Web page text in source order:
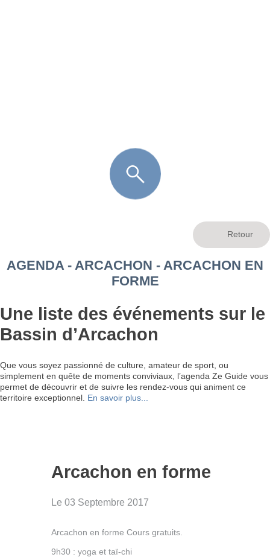
AGENDA - ARCACHON - ARCACHON EN
FORME
Une liste des événements sur le
Bassin d’Arcachon
Que vous soyez passionné de culture, amateur de sport, ou
simplement en quête de moments conviviaux, l’agenda Ze Guide vous
permet de découvrir et de suivre les rendez-vous qui animent ce
territoire exceptionnel. En savoir plus...
Arcachon en forme
Le 03 Septembre 2017
Arcachon en forme Cours gratuits.
9h30 : yoga et taï-chi